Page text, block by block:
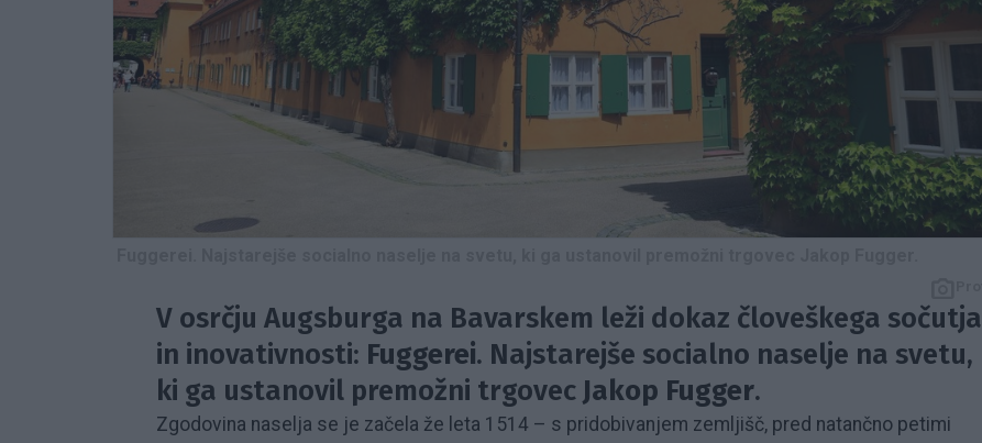
V osrčju Augsburga na Bavarskem leži dokaz človeškega sočutja
in inovativnosti: Fuggerei. Najstarejše socialno naselje na svetu,
ki ga ustanovil premožni trgovecJakop Fugger.
Zgodovina naselja se je začela že leta 1514 – s pridobivanjem zemljišč, pred natančno petimi